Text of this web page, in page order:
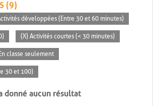
(9)
développées (Entre 30 et 60 minutes)
(X) Activités courtes (< 30 minutes)
classe seulement
30 et 100)
donné aucun résultat